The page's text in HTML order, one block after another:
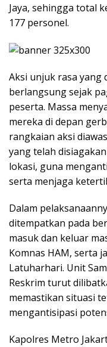
Jaya, sehingga total
177 personel.
Aksi unjuk rasa yang
berlangsung sejak
peserta. Massa
mereka di depan
rangkaian aksi
yang telah
lokasi, guna
serta menjaga
Dalam
ditempatkan pada
masuk dan keluar
Komnas HAM, serta
Latuharhari. Unit
Reskrim turut
memastikan situasi
mengantisipasi
Kapolres Metro